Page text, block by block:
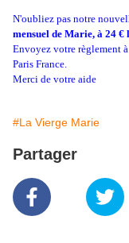
N'oubliez pas notre
mensuel de Marie, à 24 €
Envoyez votre règlement
Paris France.
Merci de votre aide
#La Vierge Marie
Partager